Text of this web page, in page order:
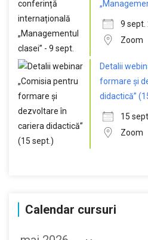
9 sept.
Zoom
Detalii
formare și
didactică”
15
Zoom
Calendar cursuri